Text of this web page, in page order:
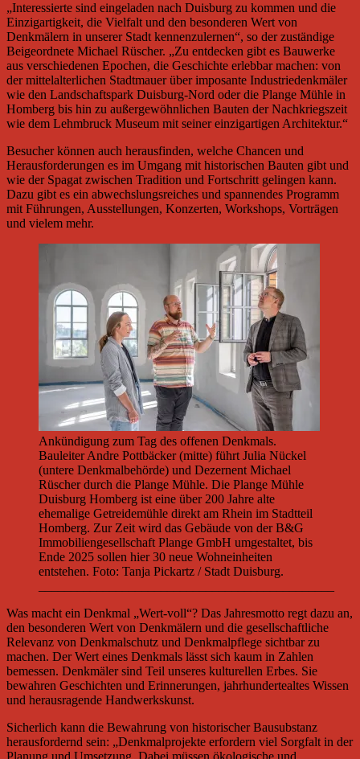
„Interessierte sind eingeladen nach Duisburg zu kommen und die
Einzigartigkeit, die Vielfalt und den besonderen Wert von
Denkmälern in unserer Stadt kennenzulernen“, so der zuständige
Beigeordnete Michael Rüscher. „Zu entdecken gibt es Bauwerke
aus verschiedenen Epochen, die Geschichte erlebbar machen: von
der mittelalterlichen Stadtmauer über imposante Industriedenkmäler
wie den Landschaftspark Duisburg-Nord oder die Plange Mühle in
Homberg bis hin zu außergewöhnlichen Bauten der Nachkriegszeit
wie dem Lehmbruck Museum mit seiner einzigartigen Architektur.“
Besucher können auch herausfinden, welche Chancen und
Herausforderungen es im Umgang mit historischen Bauten gibt und
wie der Spagat zwischen Tradition und Fortschritt gelingen kann.
Dazu gibt es ein abwechslungsreiches und spannendes Programm
mit Führungen, Ausstellungen, Konzerten, Workshops, Vorträgen
und vielem mehr.
Ankündigung zum Tag des offenen Denkmals.
Bauleiter Andre Pottbäcker (mitte) führt Julia Nückel
(untere Denkmalbehörde) und Dezernent Michael
Rüscher durch die Plange Mühle. Die Plange Mühle
Duisburg Homberg ist eine über 200 Jahre alte
ehemalige Getreidemühle direkt am Rhein im Stadtteil
Homberg. Zur Zeit wird das Gebäude von der B&G
Immobiliengesellschaft Plange GmbH umgestaltet, bis
Ende 2025 sollen hier 30 neue Wohneinheiten
entstehen. Foto: Tanja Pickartz / Stadt Duisburg.
Was macht ein Denkmal „Wert-voll“? Das Jahresmotto regt dazu an,
den besonderen Wert von Denkmälern und die gesellschaftliche
Relevanz von Denkmalschutz und Denkmalpflege sichtbar zu
machen. Der Wert eines Denkmals lässt sich kaum in Zahlen
bemessen. Denkmäler sind Teil unseres kulturellen Erbes. Sie
bewahren Geschichten und Erinnerungen, jahrhundertealtes Wissen
und herausragende Handwerkskunst.
Sicherlich kann die Bewahrung von historischer Bausubstanz
herausfordernd sein: „Denkmalprojekte erfordern viel Sorgfalt in der